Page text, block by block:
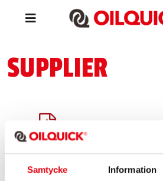
Samtycke Information
SUPPLIER
Supplying to OilQuick